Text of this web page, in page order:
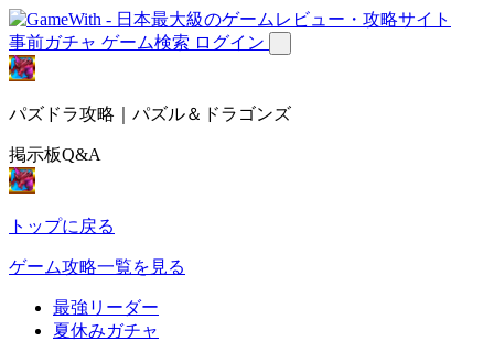
事前ガチャ ゲーム検索 ログイン
パズドラ攻略｜パズル＆ドラゴンズ
掲示板Q&A
トップに戻る
ゲーム攻略一覧を見る
最強リーダー
夏休みガチャ